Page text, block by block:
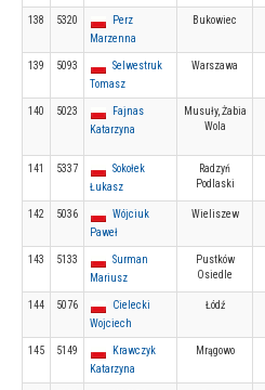
138 5320
Perz
Marzenna
Bukowiec
139 5093
Selwestruk
Tomasz
Warszawa
140 5023
Fajnas
Katarzyna
Musuły, Żabia
Wola
141 5337
Sokołek
Łukasz
Radzyń
Podlaski
142 5036
Wójciuk
Paweł
Wieliszew
143 5133
Surman
Mariusz
Pustków
Osiedle
144 5076
Cielecki
Wojciech
Łódź
145 5149
Krawczyk
Katarzyna
Mrągowo